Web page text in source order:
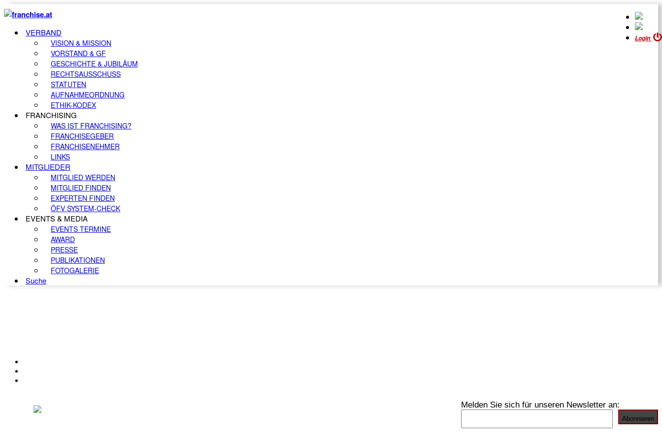
Login
VERBAND
VISION & MISSION
VORSTAND & GF
GESCHICHTE & JUBILÄUM
RECHTSAUSSCHUSS
STATUTEN
AUFNAHMEORDNUNG
ETHIK-KODEX
FRANCHISING
WAS IST FRANCHISING?
FRANCHISEGEBER
FRANCHISENEHMER
LINKS
MITGLIEDER
MITGLIED WERDEN
MITGLIED FINDEN
EXPERTEN FINDEN
ÖFV SYSTEM-CHECK
EVENTS & MEDIA
EVENTS TERMINE
AWARD
PRESSE
PUBLIKATIONEN
FOTOGALERIE
Suche
Melden Sie sich für unseren Newsletter an: